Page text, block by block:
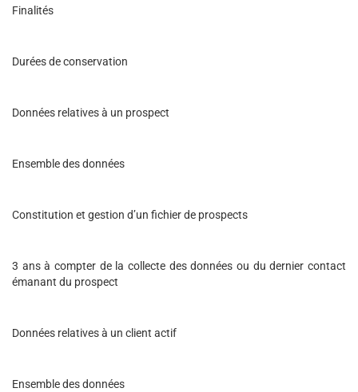
Finalités
Durées de conservation
Données relatives à un prospect
Ensemble des données
Constitution et gestion d’un fichier de prospects
3 ans à compter de la collecte des données ou du dernier contact
émanant du prospect
Données relatives à un client actif
Ensemble des données